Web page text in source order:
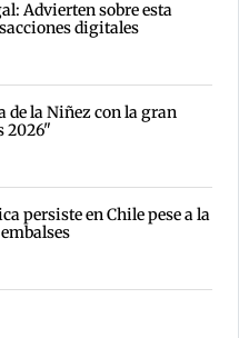
Advierten sobre esta
digitales
de la Niñez con la gran
2026"
persiste en Chile pese a la